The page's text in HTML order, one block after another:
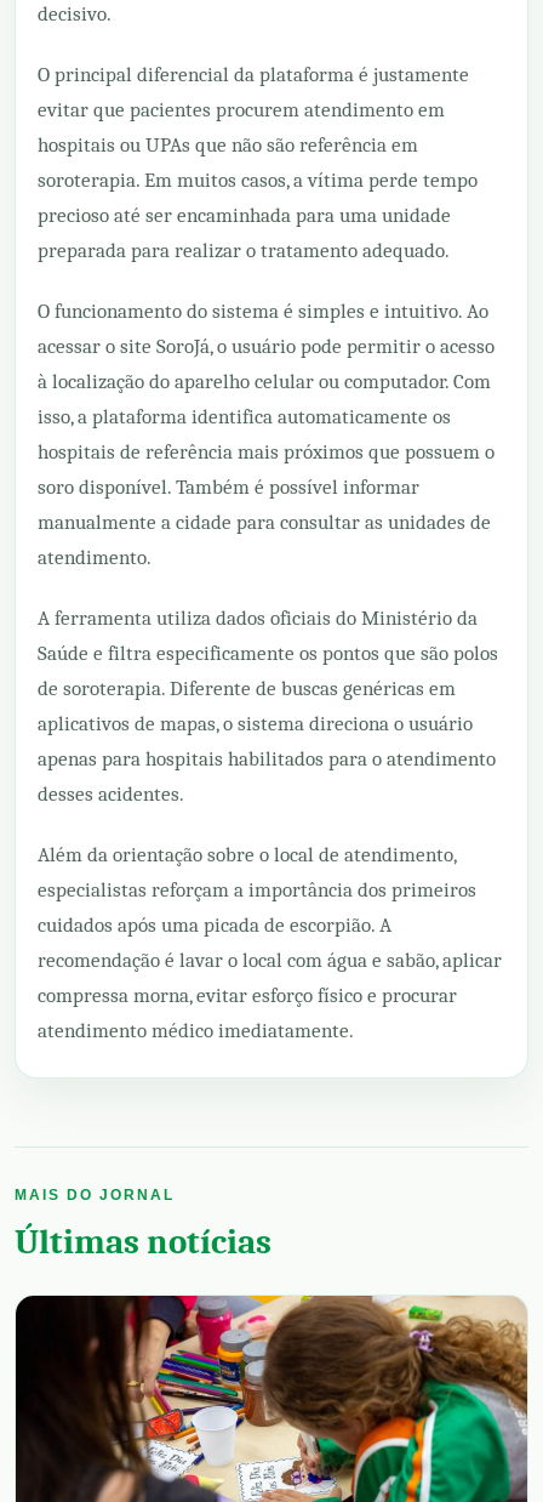
decisivo.
O principal diferencial da plataforma é justamente
evitar que pacientes procurem atendimento em
hospitais ou UPAs que não são referência em
soroterapia. Em muitos casos, a vítima perde tempo
precioso até ser encaminhada para uma unidade
preparada para realizar o tratamento adequado.
O funcionamento do sistema é simples e intuitivo. Ao
acessar o site SoroJá, o usuário pode permitir o acesso
à localização do aparelho celular ou computador. Com
isso, a plataforma identifica automaticamente os
hospitais de referência mais próximos que possuem o
soro disponível. Também é possível informar
manualmente a cidade para consultar as unidades de
atendimento.
A ferramenta utiliza dados oficiais do Ministério da
Saúde e filtra especificamente os pontos que são polos
de soroterapia. Diferente de buscas genéricas em
aplicativos de mapas, o sistema direciona o usuário
apenas para hospitais habilitados para o atendimento
desses acidentes.
Além da orientação sobre o local de atendimento,
especialistas reforçam a importância dos primeiros
cuidados após uma picada de escorpião. A
recomendação é lavar o local com água e sabão, aplicar
compressa morna, evitar esforço físico e procurar
atendimento médico imediatamente.
MAIS DO JORNAL
Últimas notícias